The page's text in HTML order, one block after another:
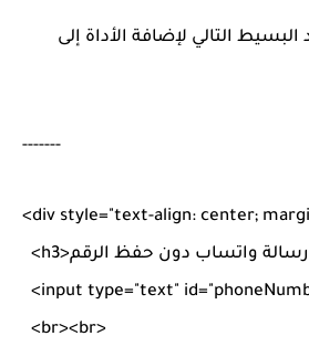
التالي لإضافة الأداة إلى
-------
<div style="text-align: center;
<h3>واتساب دون حفظ الرقم
<input type="text" id="
<br><br>